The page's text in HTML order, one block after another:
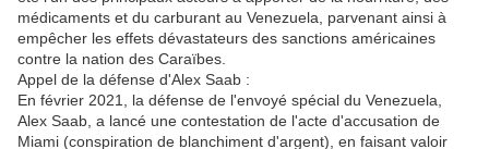
médicaments et du carburant au Venezuela, parvenant ainsi à
empêcher les effets dévastateurs des sanctions américaines
contre la nation des Caraïbes.
Appel de la défense d'Alex Saab :
En février 2021, la défense de l'envoyé spécial du Venezuela,
Alex Saab, a lancé une contestation de l'acte d'accusation de
Miami (conspiration de blanchiment d'argent), en faisant valoir